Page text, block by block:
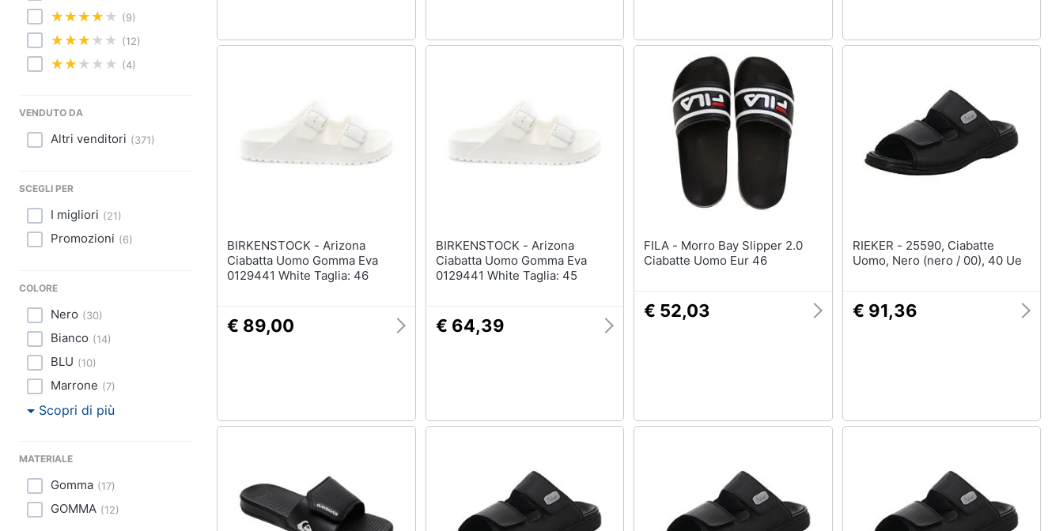
Abbigliamento
Animali
Libri, cd e dvd
Festività e ricorrenze
(9)
(12)
(4)
VENDUTO DA
Altri venditori (371)
SCEGLI PER
I migliori (21)
Promozioni (6)
COLORE
Nero (30)
Bianco (14)
BLU (10)
Marrone (7)
Scopri di più
MATERIALE
Gomma (17)
GOMMA (12)
BIRKENSTOCK - Arizona
Ciabatta Uomo Gomma Eva
0129441 White Taglia: 46
€ 89,00
BIRKENSTOCK - Arizona
Ciabatta Uomo Gomma Eva
0129441 White Taglia: 45
€ 64,39
FILA - Morro Bay Slipper 2.0
Ciabatte Uomo Eur 46
€ 52,03
RIEKER - 25590, Ciabatte
Uomo, Nero (nero / 00), 40 Ue
€ 91,36